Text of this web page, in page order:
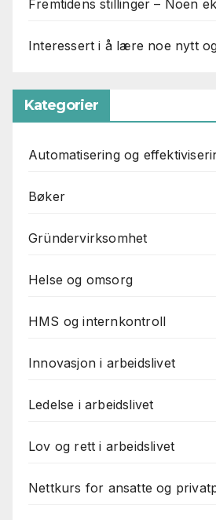
Fremtidens stillinger – Noen
Interessert i å lære noe nytt
Kategorier
Automatisering og
Bøker
Gründervirksomhet
Helse og omsorg
HMS og internkontroll
Innovasjon i arbeidslivet
Ledelse i arbeidslivet
Lov og rett i arbeidslivet
Nettkurs for ansatte og